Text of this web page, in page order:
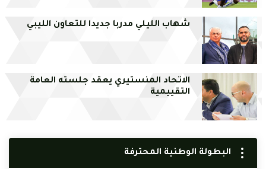
شهاب الليلي مدربا جديدا للتعاون الليبي
الاتحاد المنستيري يعقد جلسته العامة
التقييمية
البطولة الوطنية المحترفة